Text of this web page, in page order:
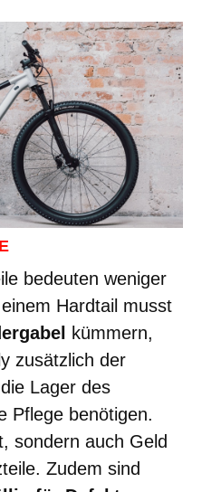
bedeuten weniger
Hardtail musst
kümmern,
zusätzlich der
Lager des
Pflege benötigen.
sondern auch Geld
Zudem sind